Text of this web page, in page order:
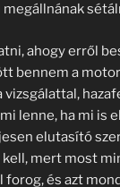
ahogy erről
bennem a
vizsgálattal,
lenne, ha mi is
elutasító
mert most
forog, és azt